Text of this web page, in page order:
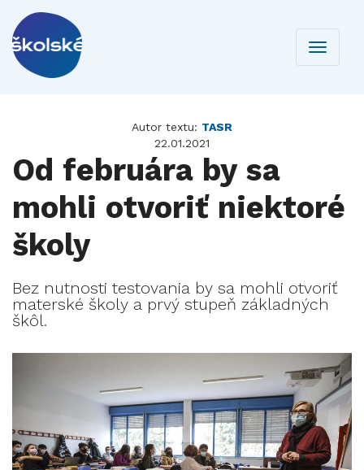
Toggle
Autor textu: TASR
22.01.2021
Od februára by sa
mohli otvoriť niektoré
školy
Bez nutnosti testovania by sa mohli otvoriť
materské školy a prvý stupeň základných
škôl.